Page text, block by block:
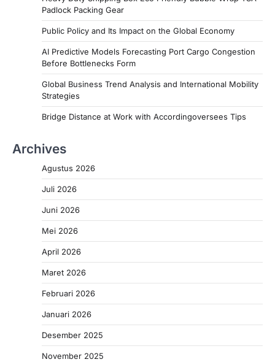
Padlock Packing Gear
Public Policy and Its Impact on the Global Economy
AI Predictive Models Forecasting Port Cargo Congestion
Before Bottlenecks Form
Global Business Trend Analysis and International Mobility
Strategies
Bridge Distance at Work with Accordingoversees Tips
Archives
Agustus 2026
Juli 2026
Juni 2026
Mei 2026
April 2026
Maret 2026
Februari 2026
Januari 2026
Desember 2025
November 2025